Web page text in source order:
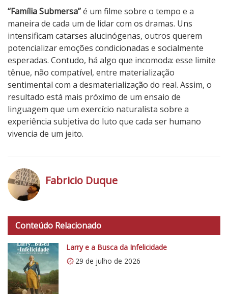
“Família Submersa”é um filme sobre o tempo e a
maneira de cada um de lidar com os dramas. Uns
intensificam catarses alucinógenas, outros querem
potencializar emoções condicionadas e socialmente
esperadas. Contudo, há algo que incomoda: esse limite
tênue, não compatível, entre materialização
sentimental com a desmaterialização do real. Assim, o
resultado está mais próximo de um ensaio de
linguagem que um exercício naturalista sobre a
experiência subjetiva do luto que cada ser humano
vivencia de um jeito.
o
t
C
í
t
i
t
p
s
:
/
/
Fabricio Duque
Conteúdo Relacionado
Larry e a Busca da Infelicidade
29 de julho de 2026